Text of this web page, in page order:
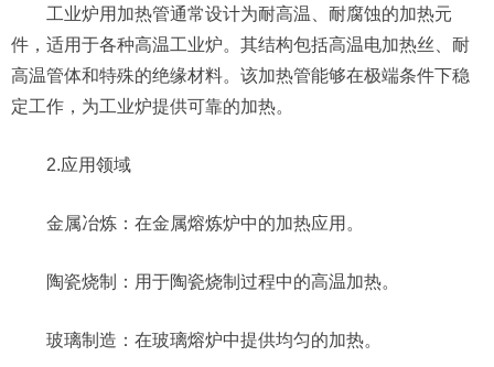
工业炉用加热管通常设计为耐高温、耐腐蚀的加热元
件，适用于各种高温工业炉。其结构包括高温电加热丝、耐
高温管体和特殊的绝缘材料。该加热管能够在极端条件下稳
定工作，为工业炉提供可靠的加热。
2.应用领域
金属冶炼：在金属熔炼炉中的加热应用。
陶瓷烧制：用于陶瓷烧制过程中的高温加热。
玻璃制造：在玻璃熔炉中提供均匀的加热。